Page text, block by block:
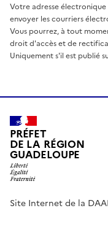
Votre adresse
envoyer les courriers
Vous pourrez, à tout
droit d'accès et de
Uniquement s'il est publié
PRÉFET
DE LA RÉGION
GUADELOUPE
Site Internet de la